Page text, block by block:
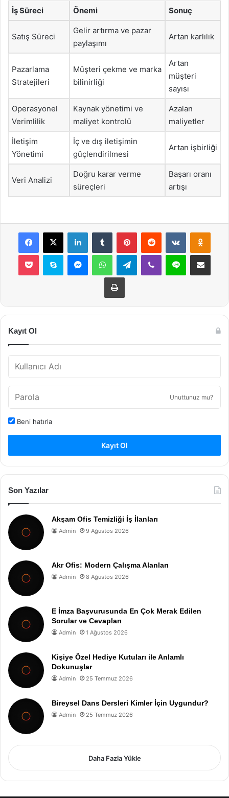
İş Süreci Önemi Sonuç
Satış Süreci
Gelir artırma ve pazar
paylaşımı
Artan karlılık
Pazarlama
Stratejileri
Müşteri çekme ve marka
bilinirliği
Artan
müşteri
sayısı
Operasyonel
Verimlilik
Kaynak yönetimi ve
maliyet kontrolü
Azalan
maliyetler
İletişim
Yönetimi
İç ve dış iletişimin
güçlendirilmesi
Artan işbirliği
Veri Analizi
Doğru karar verme
süreçleri
Başarı oranı
artışı
Facebook
X LinkedInTumblr PinterestReddit VKontakte
Pocket Skype MessengerWhatsAppTelegramViber Line E-Posta ile
Yazdır
Kayıt Ol
Unuttunuz mu?
Beni hatırla
Kayıt Ol
Son Yazılar
Akşam Ofis Temizliği İş İlanları
Admin 9 Ağustos 2026
Akr Ofis: Modern Çalışma Alanları
Admin 8 Ağustos 2026
E İmza Başvurusunda En Çok Merak Edilen
Sorular ve Cevapları
Admin 1 Ağustos 2026
Kişiye Özel Hediye Kutuları ile Anlamlı
Dokunuşlar
Admin 25 Temmuz 2026
Bireysel Dans Dersleri Kimler İçin Uygundur?
Admin 25 Temmuz 2026
Daha Fazla Yükle